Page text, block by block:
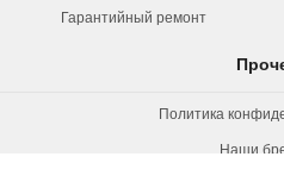
Гарантийный ремонт
Политика
Наши